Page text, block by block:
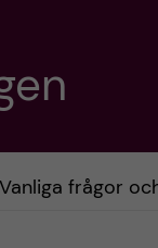
Vanliga frågor